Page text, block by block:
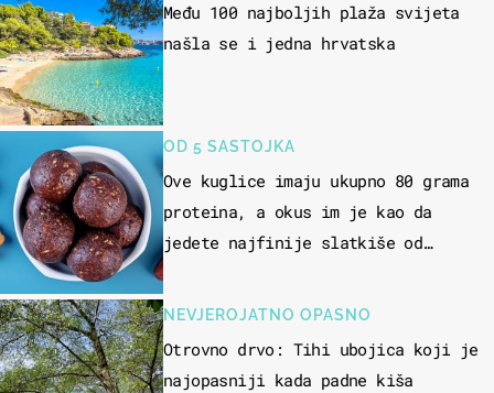
Među 100 najboljih plaža svijeta
našla se i jedna hrvatska
OD 5 SASTOJKA
Ove kuglice imaju ukupno 80 grama
proteina, a okus im je kao da
jedete najfinije slatkiše od
NEVJEROJATNO OPASNO
Otrovno drvo: Tihi ubojica koji je
najopasniji kada padne kiša